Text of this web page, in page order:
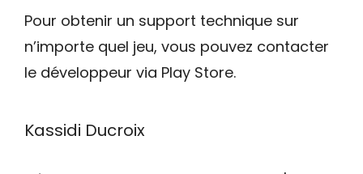
Pour obtenir un support technique sur
n’importe quel jeu, vous pouvez contacter
le développeur via Play Store.
Kassidi Ducroix